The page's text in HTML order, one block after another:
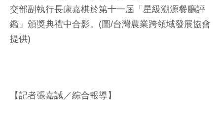
交部副執行長康嘉棋於第十一屆「星級溯源餐廳評
鑑」頒獎典禮中合影。(圖/台灣農業跨領域發展協會
提供)
【記者張嘉誠／綜合報導】